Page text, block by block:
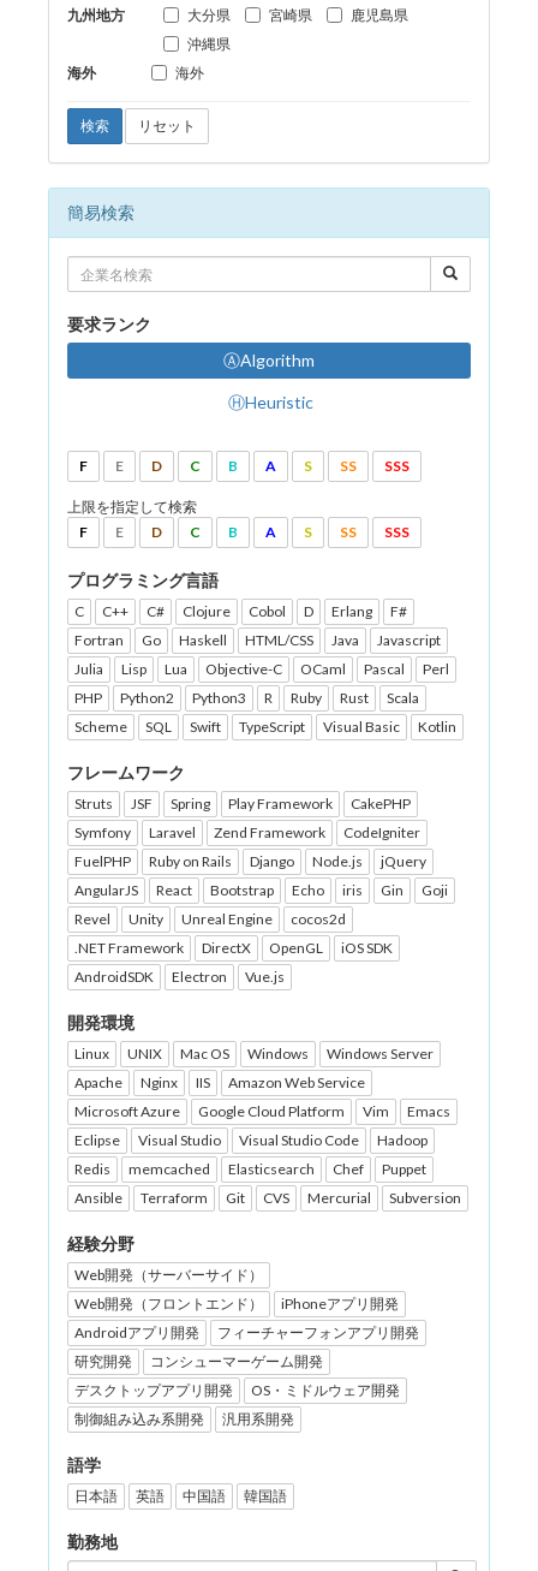
九州地方
大分県
宮崎県
鹿児島県
沖縄県
海外
海外
検索 リセット
簡易検索
要求ランク
ⒶAlgorithm
ⒽHeuristic
F E D C B A S SS SSS
上限を指定して検索
F
E D C B A S SS SSS
プログラミング言語
C C++ C# Clojure Cobol D Erlang
F#
Fortran
Go Haskell HTML/CSS Java
Javascript
Julia
Lisp Lua Objective-C OCaml Pascal
Perl
PHP
Python2 Python3 R Ruby Rust
Scala
Scheme
SQL Swift TypeScript Visual Basic Kotlin
フレームワーク
Struts JSF Spring Play Framework
CakePHP
Symfony
Laravel Zend Framework
CodeIgniter
FuelPHP
Ruby on Rails Django Node.js
jQuery
AngularJS
React Bootstrap Echo iris Gin
Goji
Revel
Unity Unreal Engine
cocos2d
.NET Framework
DirectX OpenGL
iOS SDK
AndroidSDK
Electron Vue.js
開発環境
Linux UNIX Mac OS Windows
Windows Server
Apache
Nginx IIS
Amazon Web Service
Microsoft Azure
Google Cloud Platform Vim
Emacs
Eclipse
Visual Studio Visual Studio Code
Hadoop
Redis
memcached Elasticsearch Chef
Puppet
Ansible
Terraform Git CVS Mercurial Subversion
経験分野
Web開発（サーバーサイド）
Web開発（フロントエンド）
iPhoneアプリ開発
Androidアプリ開発
フィーチャーフォンアプリ開発
研究開発
コンシューマーゲーム開発
デスクトップアプリ開発
OS・ミドルウェア開発
制御組み込み系開発
汎用系開発
語学
日本語 英語 中国語 韓国語
勤務地